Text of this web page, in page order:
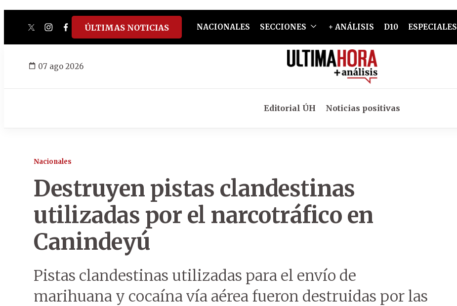
twitterinstagram
facebook
tiktokyoutube
spotify
ÚLTIMAS NOTICIAS NACIONALES SECCIONES + ANÁLISIS D10 ESPECIALES
07 ago 2026
Editorial ÚH Noticias positivas
Nacionales
Destruyen pistas clandestinas
utilizadas por el narcotráfico en
Canindeyú
Pistas clandestinas utilizadas para el envío de
marihuana y cocaína vía aérea fueron destruidas por las